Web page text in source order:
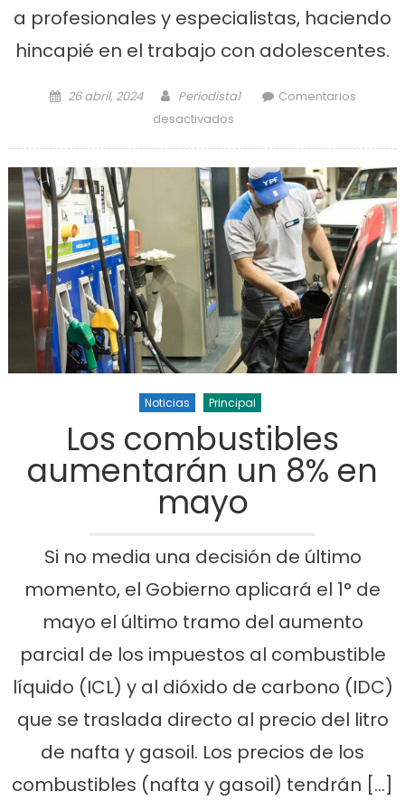
a profesionales y especialistas, haciendo
hincapié en el trabajo con adolescentes.
Posted on
26 abril, 2024 Author
Periodista1
Comentarios
desactivados
Noticias Principal
Los combustibles
aumentarán un 8% en
mayo
Si no media una decisión de último
momento, el Gobierno aplicará el 1° de
mayo el último tramo del aumento
parcial de los impuestos al combustible
líquido (ICL) y al dióxido de carbono (IDC)
que se traslada directo al precio del litro
de nafta y gasoil. Los precios de los
combustibles (nafta y gasoil) tendrán […]